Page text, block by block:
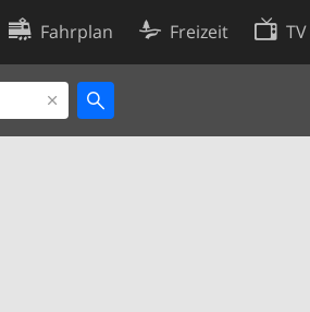
Fahrplan Freizeit TV
Cookie-Richtlinie
Cookie-Einstellungen